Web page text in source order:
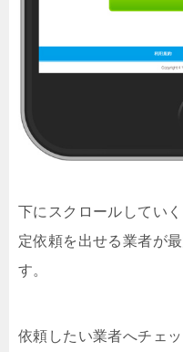
下にスクロールしてい
定依頼を出せる業者が
す。
依頼したい業者へチェ